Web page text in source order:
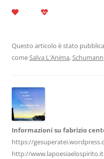
b
o
o
k
dI
n
A
p
Questo articolo è stato
comeSalva L'Anima,Schumann
Informazioni su fabrizio
https://
http://